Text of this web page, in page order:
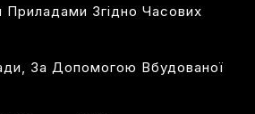
Згідно Часових
За Допомогою Вбудованої